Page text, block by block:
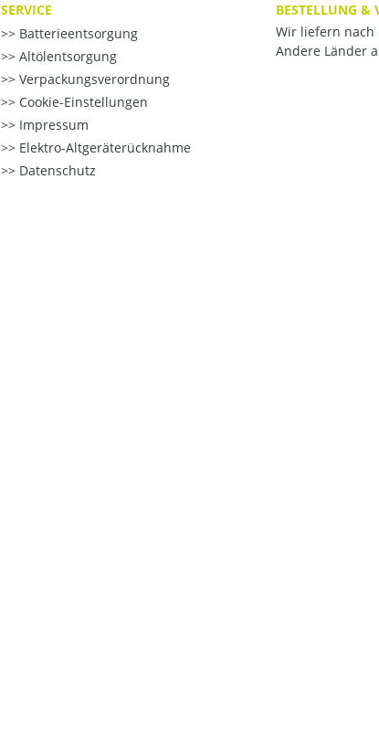
SERVICE
Batterieentsorgung
Altölentsorgung
Verpackungsverordnung
Cookie-Einstellungen
Impressum
Elektro-Altgeräterücknahme
Datenschutz
BESTELLUNG &
Wir liefern nach
Andere Länder